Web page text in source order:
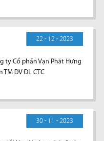
22 - 12 - 2023
ty Cổ phần Vạn Phát Hưng
DV DL CTC
30 - 11 - 2023